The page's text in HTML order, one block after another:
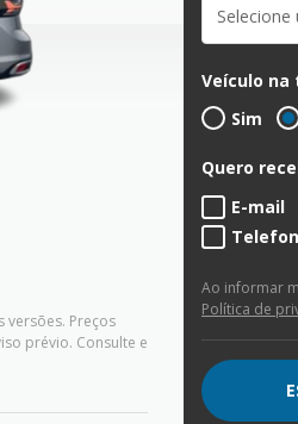
versões. Preços
prévio. Consulte e
Selecione
Veículo na
Sim
Quero
E-mail
Ao informar
Política de